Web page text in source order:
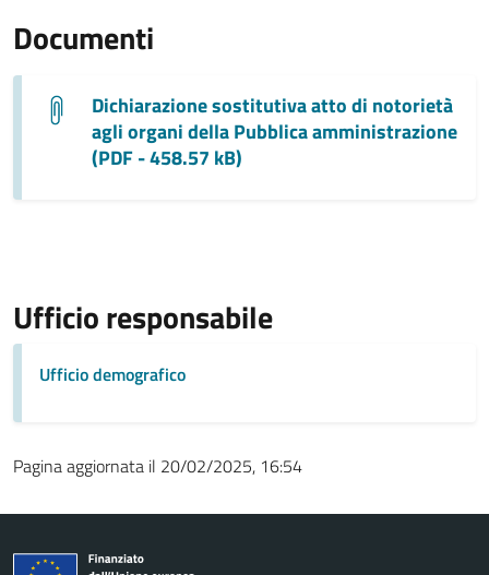
Documenti
Dichiarazione sostitutiva atto di notorietà
agli organi della Pubblica amministrazione
(PDF - 458.57 kB)
Ufficio responsabile
Ufficio demografico
Pagina aggiornata il 20/02/2025, 16:54